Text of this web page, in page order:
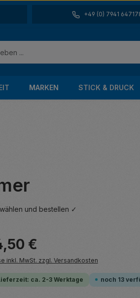
+49 (0) 7941
MARKEN STICK & DRUCK
und bestellen ✓
Preis:
€
inkl. MwSt. zzgl. Versandkosten
ca. 2-3 Werktage noch 13